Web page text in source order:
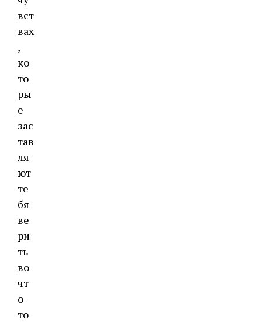
вст
вах
,
ко
то
ры
е
зас
тав
ля
ют
те
бя
ве
ри
ть
во
чт
о-
то